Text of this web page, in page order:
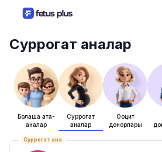
Суррогат аналар
Болашақ ата-
аналар
Суррогат
аналар
Ооцит
донорлары
Суррогат ана